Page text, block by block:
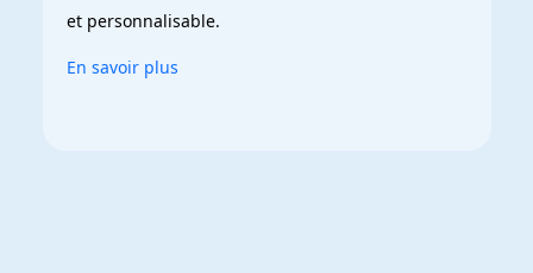
et personnalisable.
En savoir plus